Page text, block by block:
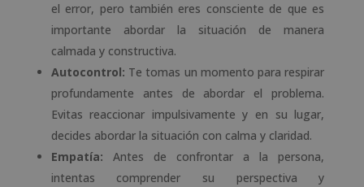
el error, pero también eres consciente de que es
importante abordar la situación de manera
calmada y constructiva.
Autocontrol: Te tomas un momento para respirar
profundamente antes de abordar el problema.
Evitas reaccionar impulsivamente y en su lugar,
decides abordar la situación con calma y claridad.
Empatía: Antes de confrontar a la persona,
intentas comprender su perspectiva y